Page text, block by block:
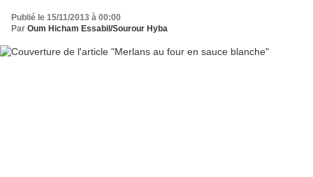
Publié le 15/11/2013 à 00:00
Par Oum Hicham Essabil/Sourour Hyba